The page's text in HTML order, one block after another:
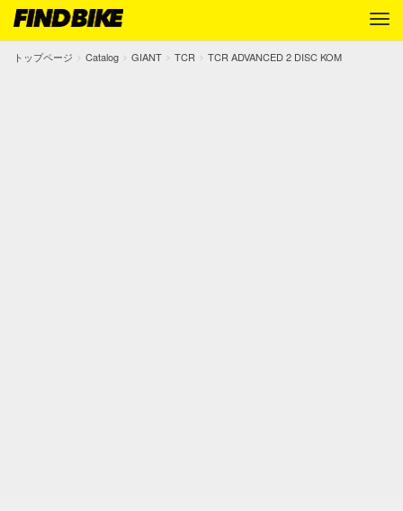
トップページ Catalog GIANT TCR TCR ADVANCED 2 DISC KOM